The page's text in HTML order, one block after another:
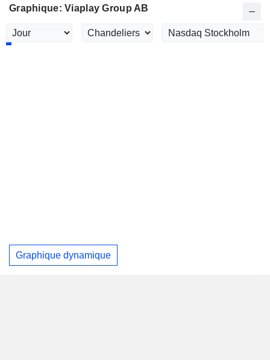
Graphique: Viaplay Group AB
Graphique dynamique